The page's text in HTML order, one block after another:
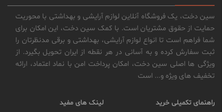
سین دخت، یک فروشگاه آنلاین لوازم آرایشی و بهداشتی با محوریت
حمایت از حقوق مشتریان است. با کمک سین دخت، این امکان برای
شما فراهم است تا انواع لوازم آرایشی، بهداشتی و برقی مدنظرتان را
ثبت سفارش کرده و به آسانی در هر نقطه از ایران تحویل بگیرد. از
ویژگی ها اصلی سین دخت، امکان پرداخت امن با نماد اعتماد، ارائه
تخفیف های ویژه و... است
راهنمای تکمیلی خرید لینک های مفید